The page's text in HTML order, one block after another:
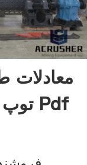
معادلات
توپ و مدل سازی Pdf